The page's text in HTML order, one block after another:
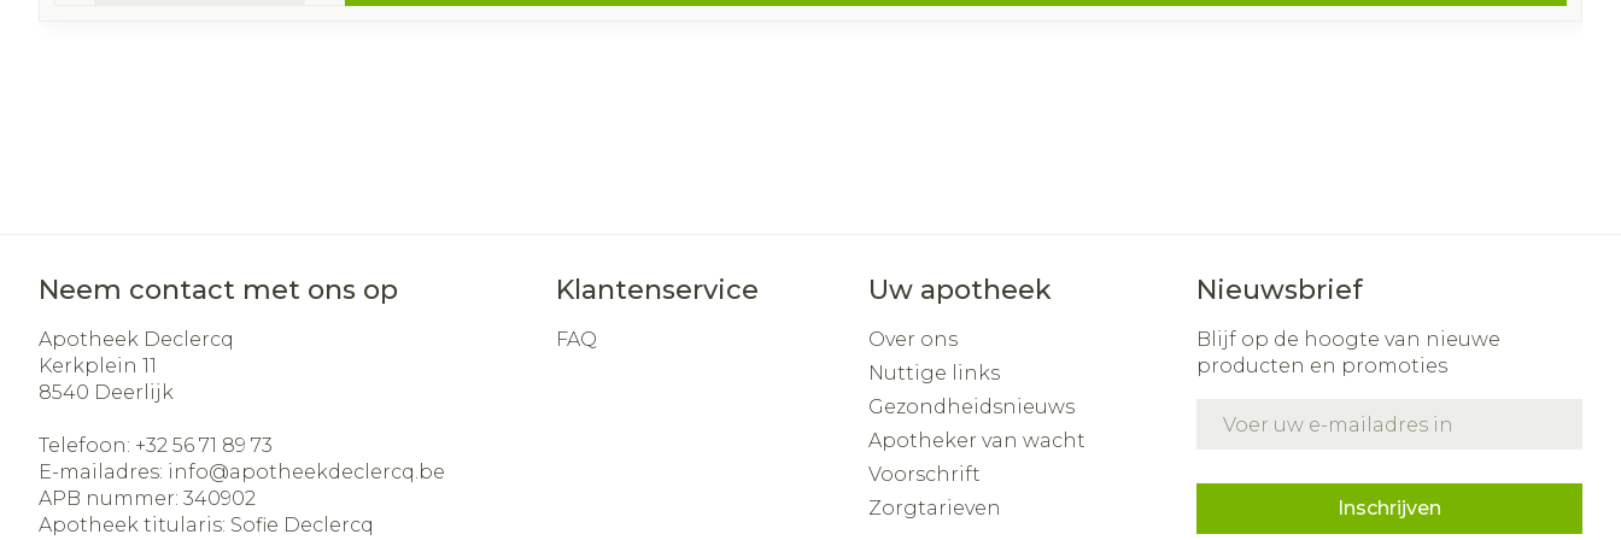
Neem contact met ons op
Apotheek Declercq
Kerkplein 11
8540 Deerlijk
Telefoon: +32 56 71 89 73
E-mailadres: info@apotheekdeclercq.be
APB nummer: 340902
Apotheek titularis: Sofie Declercq
Klantenservice
FAQ
Uw apotheek
Over ons
Nuttige links
Gezondheidsnieuws
Apotheker van wacht
Voorschrift
Zorgtarieven
Nieuwsbrief
Blijf op de hoogte van nieuwe
producten en promoties
Inschrijven